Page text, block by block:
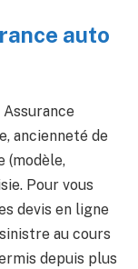
auto
ancienneté de
(modèle,
Pour vous
devis en ligne
au cours
depuis plus